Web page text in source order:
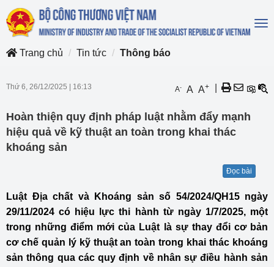
Trang chủ
Tin tức Thông báo
Thứ 6, 26/12/2025 16:13 A- A A+
Hoàn thiện quy định pháp luật nhằm đẩy mạnh
hiệu quả về kỹ thuật an toàn trong khai thác
khoáng sản
Đọc bài
Luật Địa chất và Khoáng sản số 54/2024/QH15 ngày
29/11/2024 có hiệu lực thi hành từ ngày 1/7/2025, một
trong những điểm mới của Luật là sự thay đổi cơ bản
cơ chế quản lý kỹ thuật an toàn trong khai thác khoáng
sản thông qua các quy định về nhân sự điều hành sản